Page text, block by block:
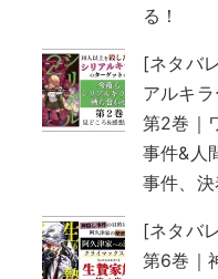
る！
[ネタバ
アルキラ
第2巻｜
事件&人
事件、決
[ネタバ
第6巻｜